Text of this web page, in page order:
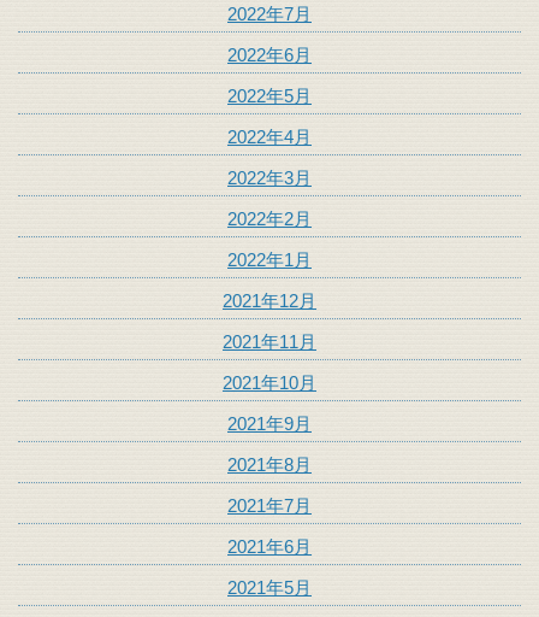
2022年7月
2022年6月
2022年5月
2022年4月
2022年3月
2022年2月
2022年1月
2021年12月
2021年11月
2021年10月
2021年9月
2021年8月
2021年7月
2021年6月
2021年5月